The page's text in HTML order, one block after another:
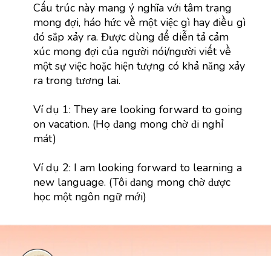
Cấu trúc này mang ý nghĩa với tâm trạng
mong đợi, háo hức về một việc gì hay điều gì
đó sắp xảy ra. Được dùng để diễn tả cảm
xúc mong đợi của người nói/người viết về
một sự việc hoặc hiện tượng có khả năng xảy
ra trong tương lai.
Ví dụ 1: They are looking forward to going
on vacation. (Họ đang mong chờ đi nghỉ
mát)
Ví dụ 2: I am looking forward to learning a
new language. (Tôi đang mong chờ được
học một ngôn ngữ mới)